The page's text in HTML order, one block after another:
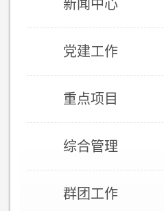
新闻中心
党建工作
重点项目
综合管理
群团工作